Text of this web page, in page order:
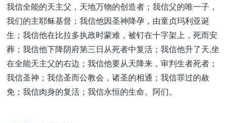
我信全能的天主父，天地万物的创造者；我信父的唯一子，
我们的主耶稣基督；我信他因圣神降孕，由童贞玛利亚诞
生；我信他在比拉多执政时蒙难，被钉在十字架上，死而安
葬；我信他下降阴府第三日从死者中复活；我信他升了天,坐
在全能天主父的右边；我信他要从天降来，审判生者死者；
我信圣神；我信圣而公教会，诸圣的相通；我信罪过的赦
免；我信肉身的复活；我信永恒的生命。阿们。